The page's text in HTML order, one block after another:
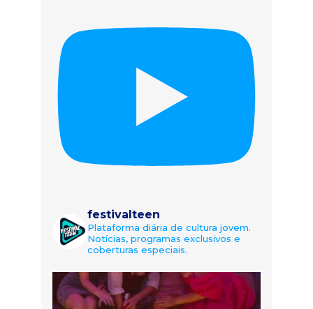
festivalteen
Plataforma diária de cultura jovem.
Notícias, programas exclusivos e
coberturas especiais.